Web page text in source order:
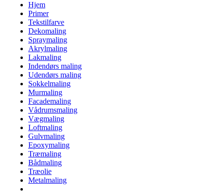
Hjem
Primer
Tekstilfarve
Dekomaling
Spraymaling
Akrylmaling
Lakmaling
Indendørs maling
Udendørs maling
Sokkelmaling
Murmaling
Facademaling
Vådrumsmaling
Vægmaling
Loftmaling
Gulvmaling
Epoxymaling
Træmaling
Bådmaling
Træolie
Metalmaling